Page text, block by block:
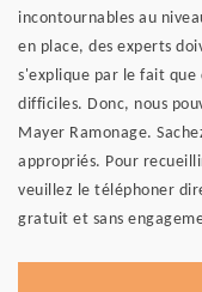
incontournables au
en place, des experts
s'explique par le fait que
difficiles. Donc, nous
Mayer Ramonage.
appropriés. Pour
veuillez le téléphoner
gratuit et sans